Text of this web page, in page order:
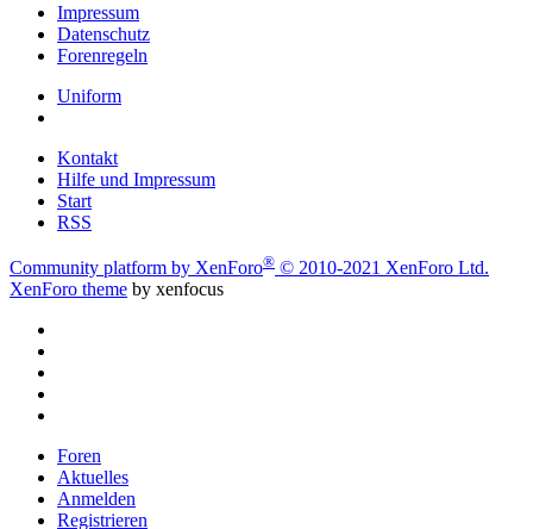
Impressum
Datenschutz
Forenregeln
Uniform
Kontakt
Hilfe und Impressum
Start
RSS
Community platform by XenForo® © 2010-2021 XenForo Ltd.
XenForo theme by xenfocus
Foren
Aktuelles
Anmelden
Registrieren